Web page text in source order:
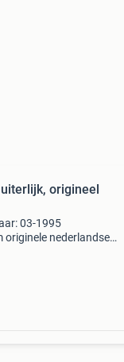
origineel
03-1995
originele nederlandse